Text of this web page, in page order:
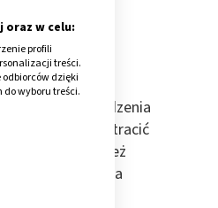
do uszkodzenia
może stracić
Mogą też
do uszkodzenia
oraz w celu:
profili
treści.
dzięki
wyboru treści.